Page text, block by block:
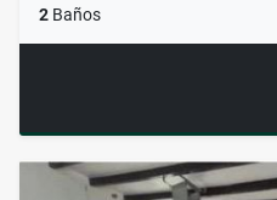
2 Baños